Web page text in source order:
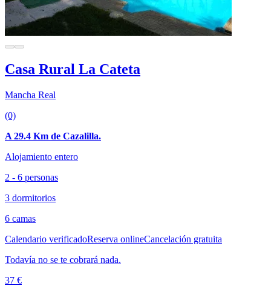
Casa Rural La Cateta
Mancha Real
(0)
A 29.4 Km de Cazalilla.
Alojamiento entero
2 - 6 personas
3 dormitorios
6 camas
Calendario verificadoReserva onlineCancelación gratuita
Todavía no se te cobrará nada.
37 €